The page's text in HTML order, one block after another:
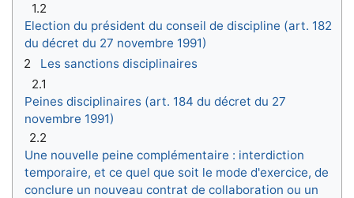
1.2
Election du président du conseil de discipline (art. 182
du décret du 27 novembre 1991)
2
Les sanctions disciplinaires
2.1
Peines disciplinaires (art. 184 du décret du 27
novembre 1991)
2.2
Une nouvelle peine complémentaire : interdiction
temporaire, et ce quel que soit le mode d'exercice, de
conclure un nouveau contrat de collaboration ou un